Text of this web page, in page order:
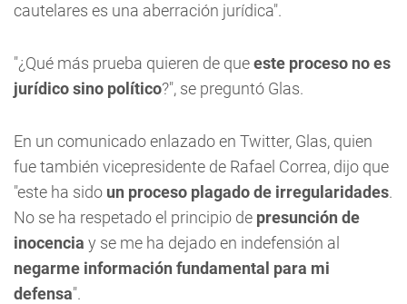
cautelares es una aberración jurídica".
"¿Qué más prueba quieren de queeste proceso no es
jurídico sino político?", se preguntó Glas.
En un comunicado enlazado en Twitter, Glas, quien
fue también vicepresidente de Rafael Correa, dijo que
"este ha sido un proceso plagado de irregularidades.
No se ha respetado el principio de presunción de
inocencia y se me ha dejado en indefensión al
negarme información fundamental para mi
defensa".